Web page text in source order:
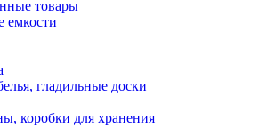
товары
емкости
гладильные доски
коробки для хранения